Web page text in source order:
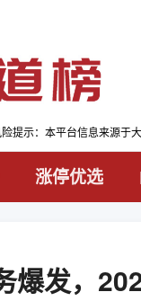
险提示：本平台信息来源于
涨停优选
爆发，